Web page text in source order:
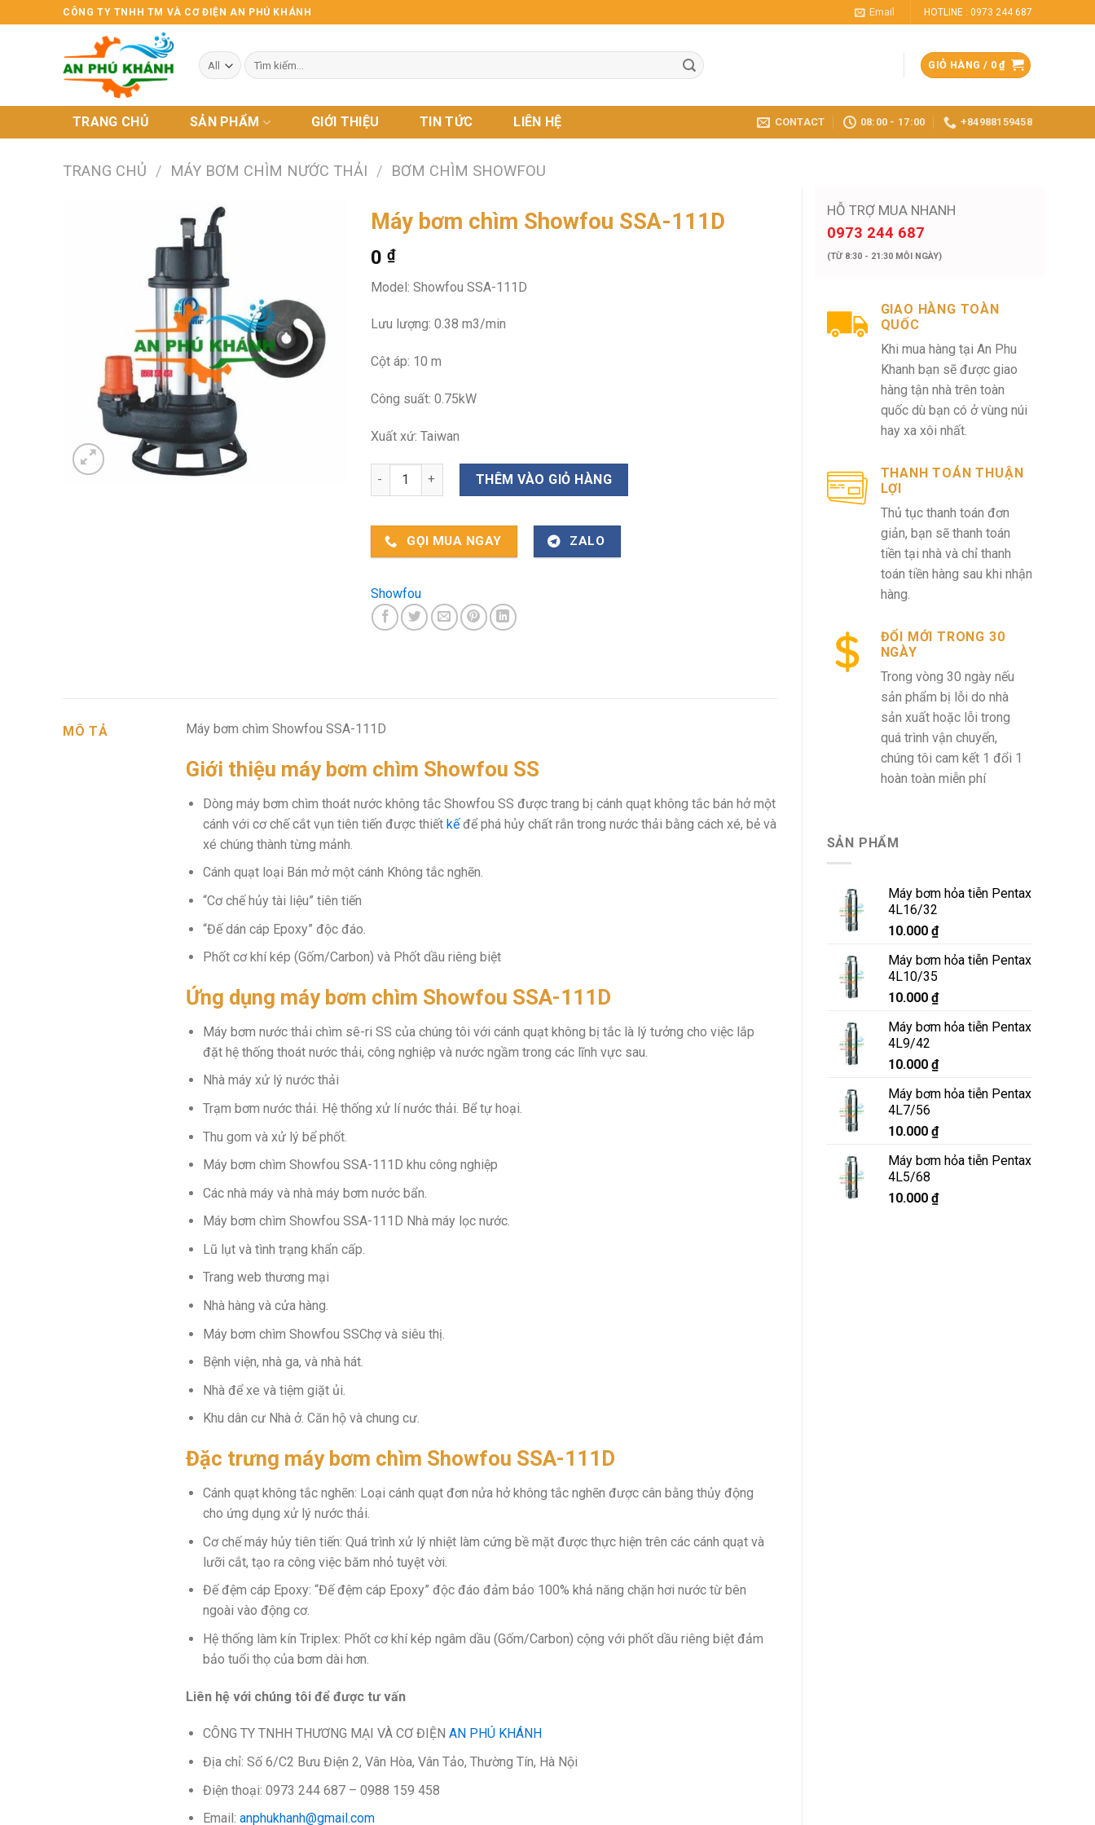
to
CÔNG TY TNHH TM VÀ CƠ ĐIỆN AN PHÚ KHÁNH Email HOTLINE : 0973 244 687
Tìm
kiếm:
GIỎ HÀNG / 0₫
TRANG CHỦ SẢN PHẨM GIỚI THIỆU TIN TỨC LIÊN HỆ CONTACT 08:00 - 17:00 +84988159458
TRANG CHỦ / MÁY BƠM CHÌM NƯỚC THẢI / BƠM CHÌM SHOWFOU
HỖ TRỢ MUA NHANH
0973 244 687
(TỪ 8:30 - 21:30 MỖI NGÀY)
GIAO HÀNG TOÀN
QUỐC
Khi mua hàng tại An Phu
Khanh bạn sẽ được giao
hàng tận nhà trên toàn
quốc dù bạn có ở vùng núi
hay xa xôi nhất.
THANH TOÁN THUẬN
LỢI
Thủ tục thanh toán đơn
giản, bạn sẽ thanh toán
tiền tại nhà và chỉ thanh
toán tiền hàng sau khi nhận
hàng.
ĐỔI MỚI TRONG 30
NGÀY
Trong vòng 30 ngày nếu
sản phẩm bị lỗi do nhà
sản xuất hoặc lỗi trong
quá trình vận chuyển,
chúng tôi cam kết 1 đổi 1
hoàn toàn miễn phí
SẢN PHẨM
Máy bơm hỏa tiễn Pentax
4L16/32
10.000 ₫
Máy bơm hỏa tiễn Pentax
4L10/35
10.000 ₫
Máy bơm hỏa tiễn Pentax
4L9/42
10.000 ₫
Máy bơm hỏa tiễn Pentax
4L7/56
10.000 ₫
Máy bơm hỏa tiễn Pentax
4L5/68
10.000 ₫
Máy bơm chìm Showfou SSA-111D
0 ₫
Model: Showfou SSA-111D
Lưu lượng: 0.38 m3/min
Cột áp: 10 m
Công suất: 0.75kW
Xuất xứ: Taiwan
Máy bơm chìm Showfou SSA-111D số lượng
THÊM VÀO GIỎ HÀNG
GỌI MUA NGAY ZALO
Showfou
MÔ TẢ Máy bơm chìm Showfou SSA-111D
Giới thiệu máy bơm chìm Showfou SS
Dòng máy bơm chìm thoát nước không tắc Showfou SS được trang bị cánh quạt không tắc bán hở một
cánh với cơ chế cắt vụn tiên tiến được thiết kếđể phá hủy chất rắn trong nước thải bằng cách xé, bẻ và
xé chúng thành từng mảnh.
Cánh quạt loại Bán mở một cánh Không tắc nghẽn.
“Cơ chế hủy tài liệu” tiên tiến
“Đế dán cáp Epoxy” độc đáo.
Phốt cơ khí kép (Gốm/Carbon) và Phốt dầu riêng biệt
Ứng dụng máy bơm chìm Showfou SSA-111D
Máy bơm nước thải chìm sê-ri SS của chúng tôi với cánh quạt không bị tắc là lý tưởng cho việc lắp
đặt hệ thống thoát nước thải, công nghiệp và nước ngầm trong các lĩnh vực sau.
Nhà máy xử lý nước thải
Trạm bơm nước thải. Hệ thống xử lí nước thải. Bể tự hoại.
Thu gom và xử lý bể phốt.
Máy bơm chìm Showfou SSA-111D khu công nghiệp
Các nhà máy và nhà máy bơm nước bẩn.
Máy bơm chìm Showfou SSA-111D Nhà máy lọc nước.
Lũ lụt và tình trạng khẩn cấp.
Trang web thương mại
Nhà hàng và cửa hàng.
Máy bơm chìm Showfou SSChợ và siêu thị.
Bệnh viện, nhà ga, và nhà hát.
Nhà để xe và tiệm giặt ủi.
Khu dân cư Nhà ở. Căn hộ và chung cư.
Đặc trưng máy bơm chìm Showfou SSA-111D
Cánh quạt không tắc nghẽn: Loại cánh quạt đơn nửa hở không tắc nghẽn được cân bằng thủy động
cho ứng dụng xử lý nước thải.
Cơ chế máy hủy tiên tiến: Quá trình xử lý nhiệt làm cứng bề mặt được thực hiện trên các cánh quạt và
lưỡi cắt, tạo ra công việc băm nhỏ tuyệt vời.
Đế đệm cáp Epoxy: “Đế đệm cáp Epoxy” độc đáo đảm bảo 100% khả năng chặn hơi nước từ bên
ngoài vào động cơ.
Hệ thống làm kín Triplex: Phốt cơ khí kép ngâm dầu (Gốm/Carbon) cộng với phốt dầu riêng biệt đảm
bảo tuổi thọ của bơm dài hơn.
Liên hệ với chúng tôi để được tư vấn
CÔNG TY TNHH THƯƠNG MẠI VÀ CƠ ĐIỆN AN PHÚ KHÁNH
Địa chỉ: Số 6/C2 Bưu Điện 2, Vân Hòa, Vân Tảo, Thường Tín, Hà Nội
Điện thoại: 0973 244 687 – 0988 159 458
Email: anphukhanh@gmail.com